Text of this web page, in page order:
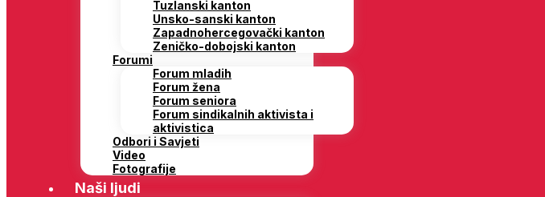
Tuzlanski kanton
Unsko-sanski kanton
Zapadnohercegovački kanton
Zeničko-dobojski kanton
Forumi
Forum mladih
Forum žena
Forum seniora
Forum sindikalnih aktivista i
aktivistica
Odbori i Savjeti
Video
Fotografije
Naši ljudi